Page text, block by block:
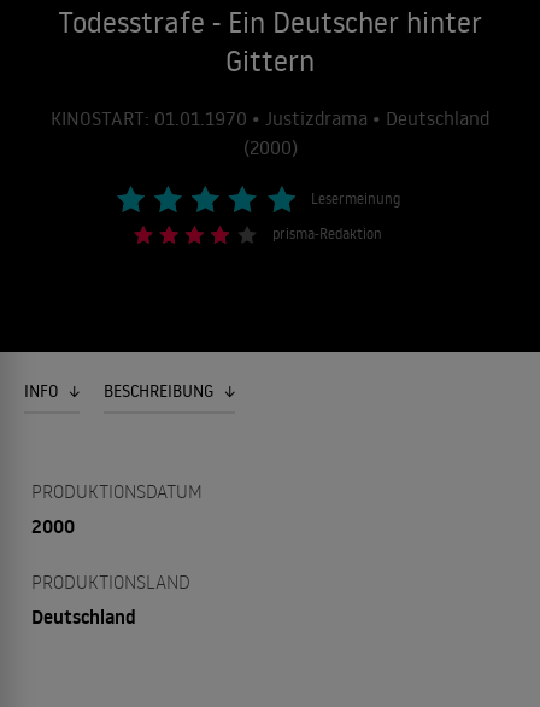
Todesstrafe - Ein Deutscher hinter
Gittern
KINOSTART: 01.01.1970 • Justizdrama • Deutschland
(2000)
Lesermeinung
prisma-Redaktion
INFO BESCHREIBUNG
PRODUKTIONSDATUM
2000
PRODUKTIONSLAND
Deutschland